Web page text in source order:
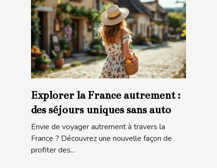
Explorer la France autrement :
des séjours uniques sans auto
Envie de voyager autrement à travers la
France ? Découvrez une nouvelle façon de
profiter des...